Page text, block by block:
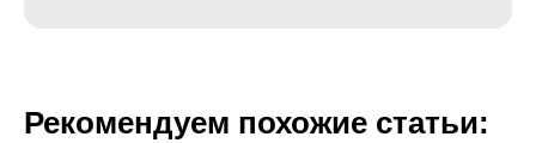
Рекомендуем похожие статьи: